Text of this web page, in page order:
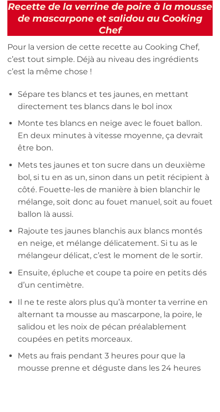
Recette de la verrine de poire à la mousse
de mascarpone et salidou au Cooking
Chef
Pour la version de cette recette au Cooking Chef,
c’est tout simple. Déjà au niveau des ingrédients
c’est la même chose !
Sépare tes blancs et tes jaunes, en mettant
directement tes blancs dans le bol inox
Monte tes blancs en neige avec le fouet ballon.
En deux minutes à vitesse moyenne, ça devrait
être bon.
Mets tes jaunes et ton sucre dans un deuxième
bol, si tu en as un, sinon dans un petit récipient à
côté. Fouette-les de manière à bien blanchir le
mélange, soit donc au fouet manuel, soit au fouet
ballon là aussi.
Rajoute tes jaunes blanchis aux blancs montés
en neige, et mélange délicatement. Si tu as le
mélangeur délicat, c’est le moment de le sortir.
Ensuite, épluche et coupe ta poire en petits dés
d’un centimètre.
Il ne te reste alors plus qu’à monter ta verrine en
alternant ta mousse au mascarpone, la poire, le
salidou et les noix de pécan préalablement
coupées en petits morceaux.
Mets au frais pendant 3 heures pour que la
mousse prenne et déguste dans les 24 heures